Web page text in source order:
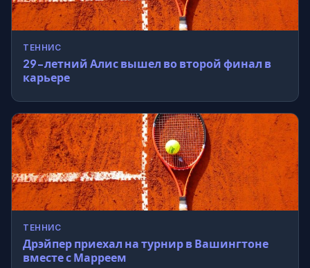
ТЕННИС
29-летний Алис вышел во второй финал в
карьере
ТЕННИС
Дрэйпер приехал на турнир в Вашингтоне
вместе с Марреем